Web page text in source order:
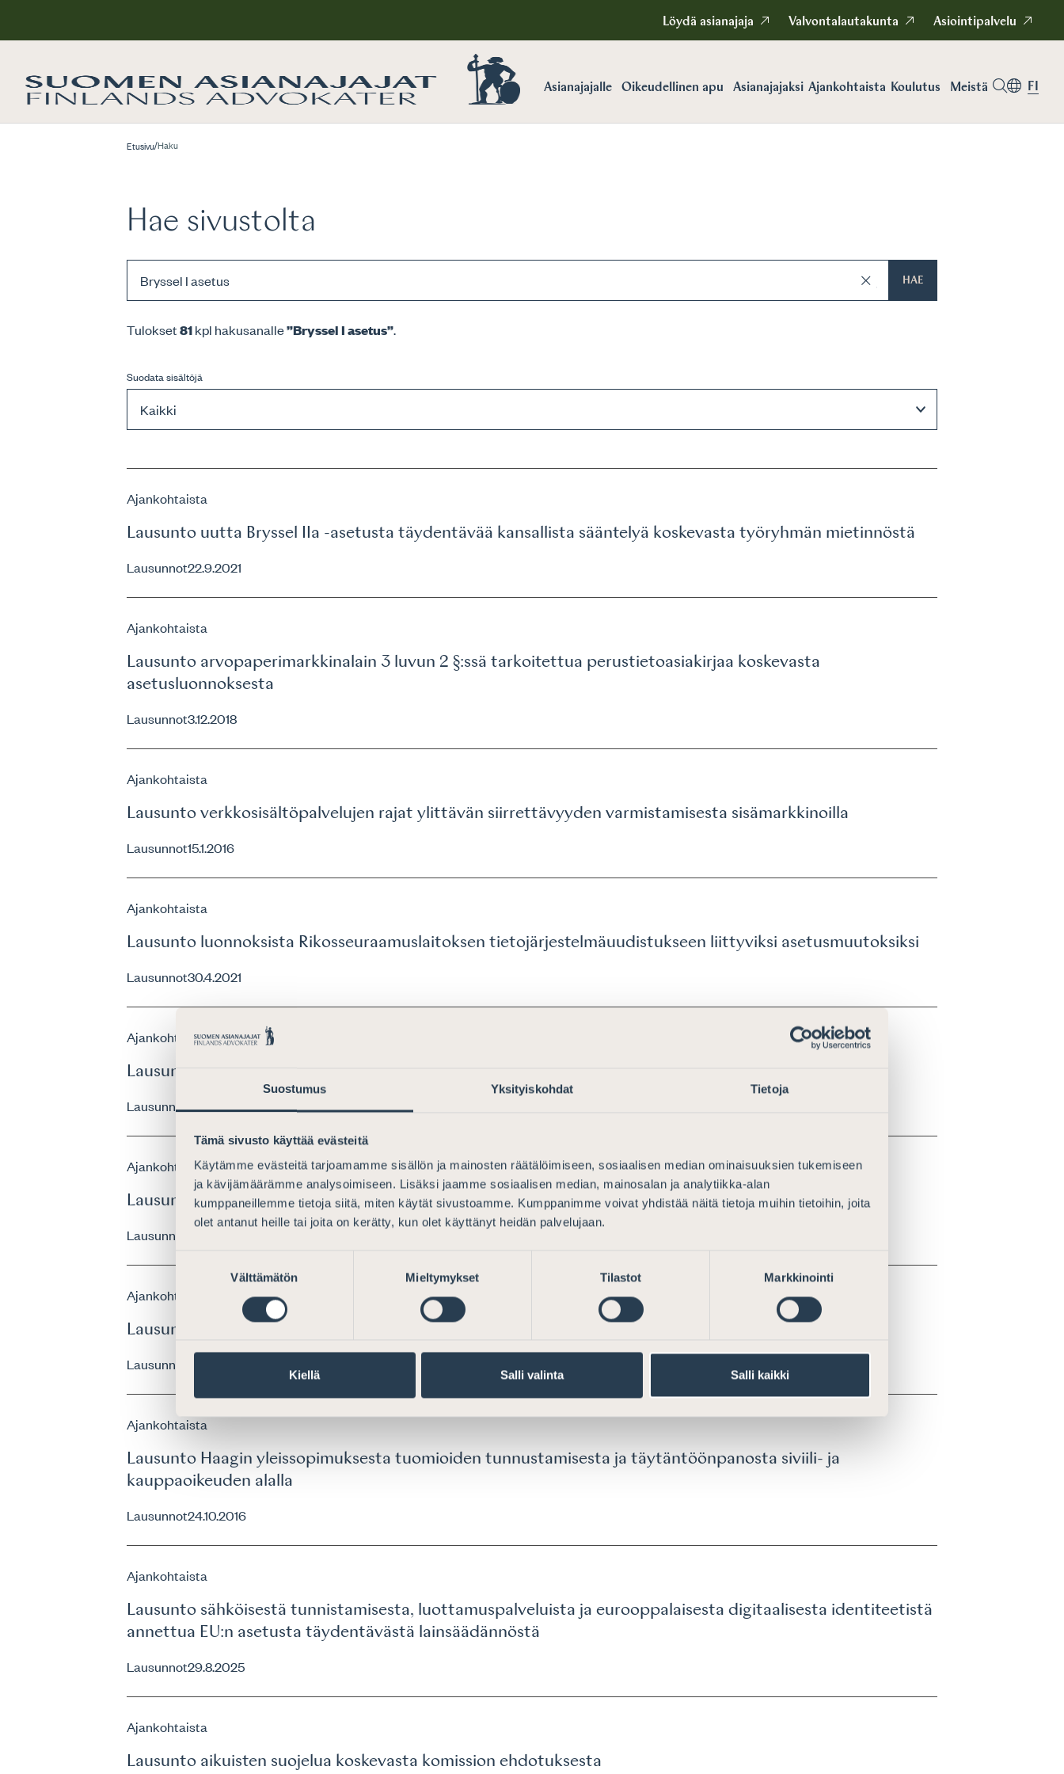
Suostumus Yksityiskohdat Tietoja
Tämä sivusto käyttää evästeitä
Käytämme evästeitä tarjoamamme sisällön ja mainosten räätälöimiseen, sosiaalisen median ominaisuuksien tukemiseen
ja kävijämäärämme analysoimiseen. Lisäksi jaamme sosiaalisen median, mainosalan ja analytiikka-alan
kumppaneillemme tietoja siitä, miten käytät sivustoamme. Kumppanimme voivat yhdistää näitä tietoja muihin tietoihin, joita
olet antanut heille tai joita on kerätty, kun olet käyttänyt heidän palvelujaan.
Välttämätön Mieltymykset Tilastot Markkinointi
Kiellä Salli valinta Salli kaikki
Löydä asianajaja Valvontalautakunta Asiointipalvelu
Asianajajalle Oikeudellinen apu Asianajajaksi Ajankohtaista Koulutus Meistä FI
Etusivu/Haku
Hae sivustolta
HAE
Tulokset81kpl hakusanalle”Bryssel I asetus”.
Ajankohtaista
Lausunto uutta Bryssel IIa -asetusta täydentävää kansallista sääntelyä koskevasta työryhmän mietinnöstä
Lausunnot22.9.2021
Ajankohtaista
Lausunto arvopaperimarkkinalain 3 luvun 2 §:ssä tarkoitettua perustietoasiakirjaa koskevasta
asetusluonnoksesta
Lausunnot3.12.2018
Ajankohtaista
Lausunto verkkosisältöpalvelujen rajat ylittävän siirrettävyyden varmistamisesta sisämarkkinoilla
Lausunnot15.1.2016
Ajankohtaista
Lausunto luonnoksista Rikosseuraamuslaitoksen tietojärjestelmäuudistukseen liittyviksi asetusmuutoksiksi
Lausunnot30.4.2021
Ajankohtaista
Lausunto yleisen tietosuoja-asetuksen toimivuudesta ja sen soveltamiseen liittyvistä kokemuksista
Lausunnot17.9.2019
Ajankohtaista
Lausunto valtiovarainministeriön asetusehdotuksesta &#8211; Ostotarjoussääntely
Lausunnot
Ajankohtaista
Lausunto yleisen tietosuoja-asetuksen toimivuudesta ja sen soveltamiseen liittyvistä kysymyksistä
Lausunnot
Ajankohtaista
Lausunto Haagin yleissopimuksesta tuomioiden tunnustamisesta ja täytäntöönpanosta siviili- ja
kauppaoikeuden alalla
Lausunnot24.10.2016
Ajankohtaista
Lausunto sähköisestä tunnistamisesta, luottamuspalveluista ja eurooppalaisesta digitaalisesta identiteetistä
annettua EU:n asetusta täydentävästä lainsäädännöstä
Lausunnot29.8.2025
Ajankohtaista
Lausunto aikuisten suojelua koskevasta komission ehdotuksesta
Suodata sisältöjä